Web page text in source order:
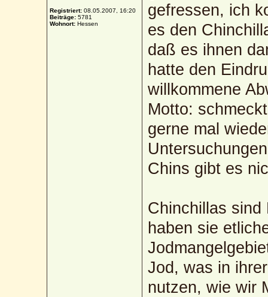
Registriert: 08.05.2007, 16:20
Beiträge: 5781
Wohnort: Hessen
gefressen, ich
es den
daß es ihnen
hatte den
willkommene
Motto:
gerne mal
Chins gibt es
Chinchillas sind
haben sie
Jod, was in
nutzen, wie wir